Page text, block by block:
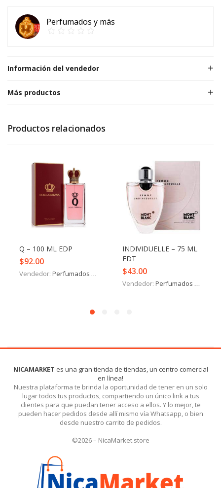
Perfumados y más
Información del vendedor
Más productos
Productos relacionados
Q – 100 ML EDP
$92.00
Vendedor: Perfumados y más
INDIVIDUELLE – 75 ML
EDT
$43.00
Vendedor: Perfumados y más
NICAMARKET es una gran tienda de tiendas, un centro comercial
en línea!
Nuestra plataforma te brinda la oportunidad de tener en un solo
lugar todos tus productos, compartiendo un único link a tus
clientes para que puedan tener acceso a ellos. Y lo mejor, te
pueden hacer pedidos desde allí mismo vía Whatsapp, o bien
desde nuestro carrito de pedidos.
©2026 – NicaMarket.store